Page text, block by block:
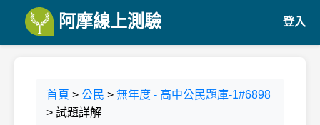
阿摩線上測驗 登入
首頁 > 公民 > 無年度 - 高中公民題庫-1#6898
> 試題詳解